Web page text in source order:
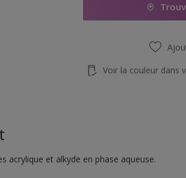
Voir la couleur dans
acrylique et alkyde en phase aqueuse.